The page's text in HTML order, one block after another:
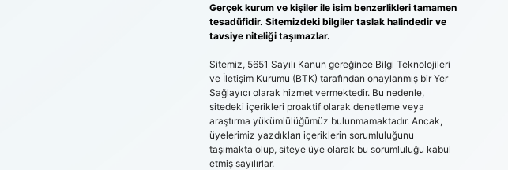
Gerçek kurum ve kişiler ile isim benzerlikleri tamamen
tesadüfidir. Sitemizdeki bilgiler taslak halindedir ve
tavsiye niteliği taşımazlar.
Sitemiz, 5651 Sayılı Kanun gereğince Bilgi Teknolojileri
ve İletişim Kurumu (BTK) tarafından onaylanmış bir Yer
Sağlayıcı olarak hizmet vermektedir. Bu nedenle,
sitedeki içerikleri proaktif olarak denetleme veya
araştırma yükümlülüğümüz bulunmamaktadır. Ancak,
üyelerimiz yazdıkları içeriklerin sorumluluğunu
taşımakta olup, siteye üye olarak bu sorumluluğu kabul
etmiş sayılırlar.